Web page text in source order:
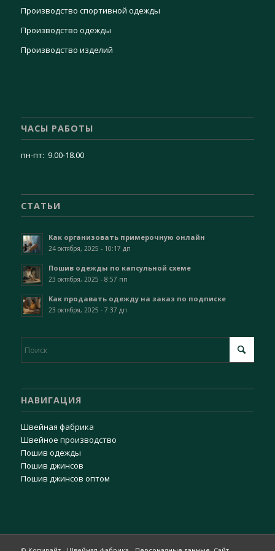
Производство спортивной одежды
Производство одежды
Производство изделий
ЧАСЫ РАБОТЫ
пн-пт: 9.00-18.00
СТАТЬИ
Как организовать примерочную онлайн
24 октября, 2025 - 10:17 дп
Пошив одежды по капсульной схеме
23 октября, 2025 - 8:57 пп
Как продавать одежду на заказ по подписке
23 октября, 2025 - 7:37 дп
НАВИГАЦИЯ
Швейная фабрика
Швейное производство
Пошив одежды
Пошив джинсов
Пошив джинсов оптом